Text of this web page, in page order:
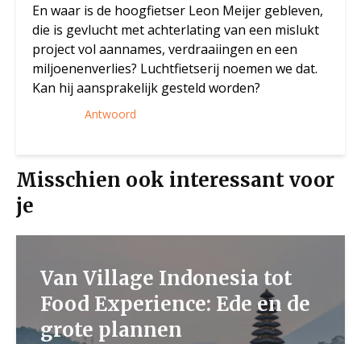
En waar is de hoogfietser Leon Meijer gebleven,
die is gevlucht met achterlating van een mislukt
project vol aannames, verdraaiingen en een
miljoenenverlies? Luchtfietserij noemen we dat.
Kan hij aansprakelijk gesteld worden?
Antwoord
Misschien ook interessant voor
je
Van Village Indonesia tot
Food Experience: Ede en de
grote plannen